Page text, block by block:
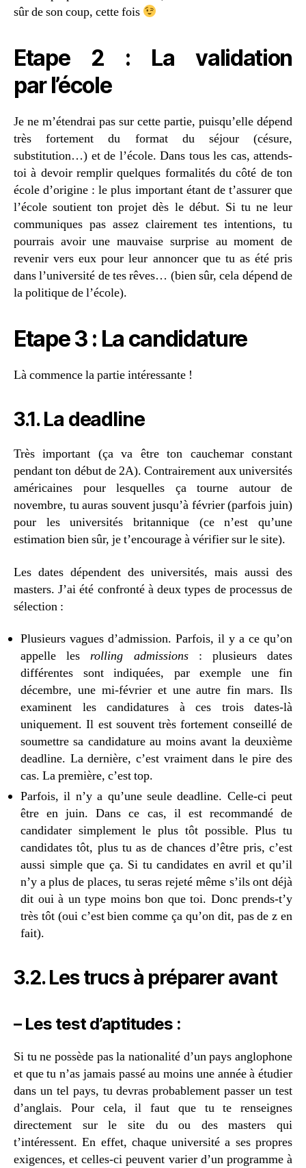
sûr de son coup, cette fois
Etape 2 : La validation
par l’école
Je ne m’étendrai pas sur cette partie, puisqu’elle dépend
très fortement du format du séjour (césure,
substitution…) et de l’école. Dans tous les cas, attends-
toi à devoir remplir quelques formalités du côté de ton
école d’origine : le plus important étant de t’assurer que
l’école soutient ton projet dès le début. Si tu ne leur
communiques pas assez clairement tes intentions, tu
pourrais avoir une mauvaise surprise au moment de
revenir vers eux pour leur annoncer que tu as été pris
dans l’université de tes rêves… (bien sûr, cela dépend de
la politique de l’école).
Etape 3 : La candidature
Là commence la partie intéressante !
3.1. La deadline
Très important (ça va être ton cauchemar constant
pendant ton début de 2A). Contrairement aux universités
américaines pour lesquelles ça tourne autour de
novembre, tu auras souvent jusqu’à février (parfois juin)
pour les universités britannique (ce n’est qu’une
estimation bien sûr, je t’encourage à vérifier sur le site).
Les dates dépendent des universités, mais aussi des
masters. J’ai été confronté à deux types de processus de
sélection :
Plusieurs vagues d’admission. Parfois, il y a ce qu’on
appelle lesrolling admissions: plusieurs dates
différentes sont indiquées, par exemple une fin
décembre, une mi-février et une autre fin mars. Ils
examinent les candidatures à ces trois dates-là
uniquement. Il est souvent très fortement conseillé de
soumettre sa candidature au moins avant la deuxième
deadline. La dernière, c’est vraiment dans le pire des
cas. La première, c’est top.
Parfois, il n’y a qu’une seule deadline. Celle-ci peut
être en juin. Dans ce cas, il est recommandé de
candidater simplement le plus tôt possible. Plus tu
candidates tôt, plus tu as de chances d’être pris, c’est
aussi simple que ça. Si tu candidates en avril et qu’il
n’y a plus de places, tu seras rejeté même s’ils ont déjà
dit oui à un type moins bon que toi. Donc prends-t’y
très tôt (oui c’est bien comme ça qu’on dit, pas de z en
fait).
3.2. Les trucs à préparer avant
– Les test d’aptitudes :
Si tu ne possède pas la nationalité d’un pays anglophone
et que tu n’as jamais passé au moins une année à étudier
dans un tel pays, tu devras probablement passer un test
d’anglais. Pour cela, il faut que tu te renseignes
directement sur le site du ou des masters qui
t’intéressent. En effet, chaque université a ses propres
exigences, et celles-ci peuvent varier d’un programme à